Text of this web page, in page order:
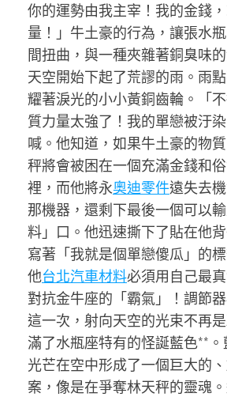
你的運勢由我主宰！我的金錢
量！」牛土豪的行為，讓張水
間扭曲，與一種夾雜著銅臭味
天空開始下起了荒謬的雨。雨
耀著淚光的小小黃銅齒輪。「
質力量太強了！我的單戀被汙
喊。他知道，如果牛土豪的物
秤將會被困在一個充滿金錢和
裡，而他將永奧迪零件遠失去
那機器，還剩下最後一個可以
料」口。他迅速撕下了貼在他
寫著「我就是個單戀傻瓜」的
他台北汽車材料必須用自己最
對抗金牛座的「霸氣」！調節
這一次，射向天空的光束不再
滿了水瓶座特有的怪誕藍色**
光芒在空中形成了一個巨大的
案，像是在爭奪林天秤的靈魂